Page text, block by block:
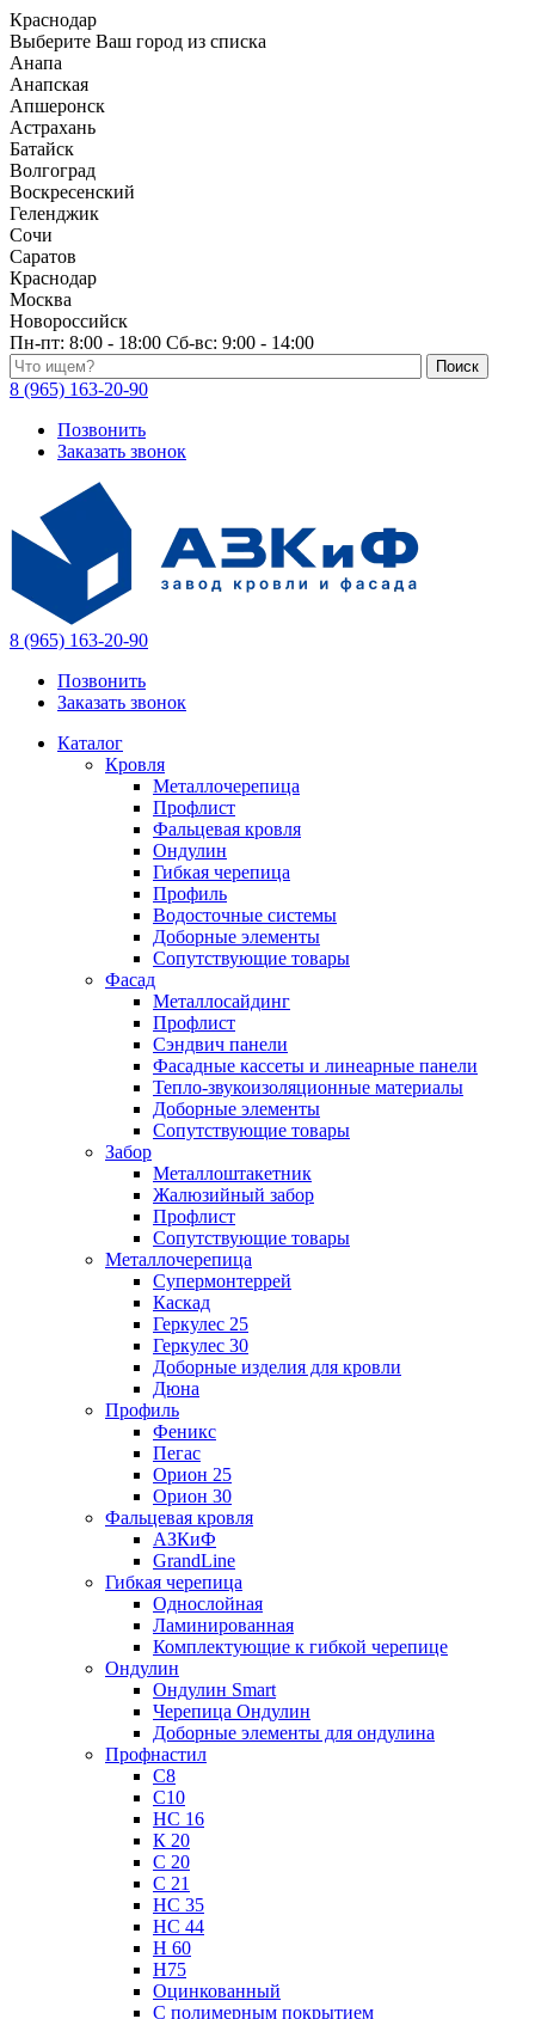
Краснодар
Выберите Ваш город из списка
Анапа
Анапская
Апшеронск
Астрахань
Батайск
Волгоград
Воскресенский
Геленджик
Сочи
Саратов
Краснодар
Москва
Новороссийск
Пн-пт: 8:00 - 18:00 Сб-вс: 9:00 - 14:00
Поиск по каталогу
8 (965) 163-20-90
Позвонить
Заказать звонок
8 (965) 163-20-90
Позвонить
Заказать звонок
Каталог
Кровля
Металлочерепица
Профлист
Фальцевая кровля
Ондулин
Гибкая черепица
Профиль
Водосточные системы
Доборные элементы
Сопутствующие товары
Фасад
Металлосайдинг
Профлист
Сэндвич панели
Фасадные кассеты и линеарные панели
Тепло-звукоизоляционные материалы
Доборные элементы
Сопутствующие товары
Забор
Металлоштакетник
Жалюзийный забор
Профлист
Сопутствующие товары
Металлочерепица
Супермонтеррей
Каскад
Геркулес 25
Геркулес 30
Доборные изделия для кровли
Дюна
Профиль
Феникс
Пегас
Орион 25
Орион 30
Фальцевая кровля
АЗКиФ
GrandLine
Гибкая черепица
Однослойная
Ламинированная
Комплектующие к гибкой черепице
Ондулин
Ондулин Smart
Черепица Ондулин
Доборные элементы для ондулина
Профнастил
С8
С10
НС 16
К 20
С 20
С 21
НС 35
НС 44
Н 60
Н75
Оцинкованный
С полимерным покрытием